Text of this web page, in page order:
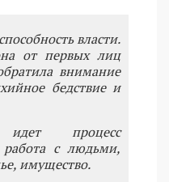
власти.
от первых лиц
внимание
бедствие и
процесс
работа с людьми,
имущество.